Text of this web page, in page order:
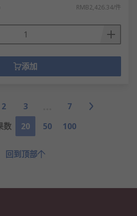
RMB2,426.34/件
添加
2 3
7
数
20 50 100
回到顶部